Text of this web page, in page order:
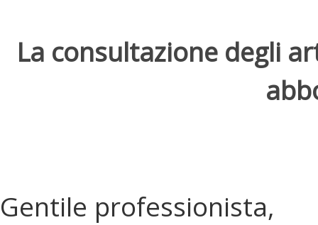
La consultazione degli
Gentile professionista,